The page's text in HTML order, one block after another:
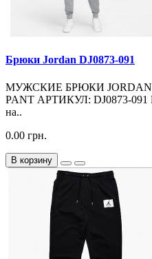
Брюки Jordan DJ0873-091
МУЖСКИЕ БРЮКИ JORDAN
PANT АРТИКУЛ: DJ0873-091
на..
0.00 грн.
В корзину